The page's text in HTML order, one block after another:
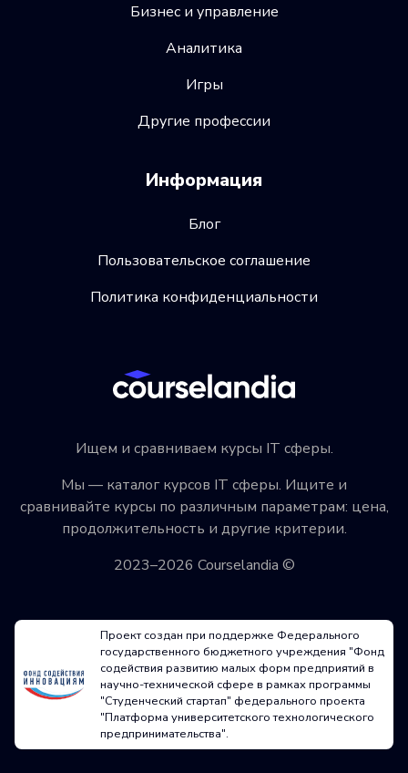
Ищем и сравниваем курсы IT сферы.
Мы — каталог курсов IT сферы. Ищите и
сравнивайте курсы по различным параметрам: цена,
продолжительность и другие критерии.
2023–2026 Courselandia ©
Бизнес и управление
Аналитика
Игры
Другие профессии
Информация
Блог
Пользовательское соглашение
Политика конфиденциальности
Проект создан при поддержке Федерального
государственного бюджетного учреждения "Фонд
содействия развитию малых форм предприятий в
научно-технической сфере в рамках программы
"Студенческий стартап" федерального проекта
"Платформа университетского технологического
предпринимательства".